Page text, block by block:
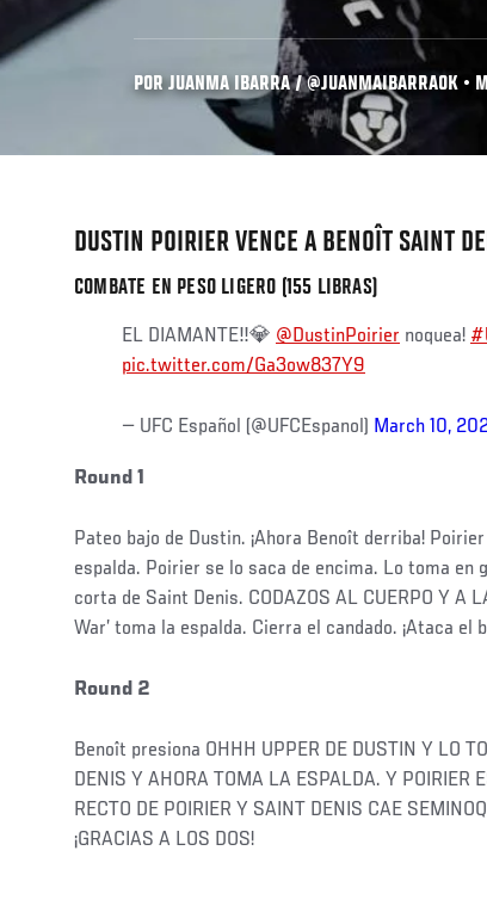
POR JUANMA IBARRA / @JUANMAIBARRAOK •
DUSTIN POIRIER VENCE A BENOÎT SAINT
COMBATE EN PESO LIGERO (155 LIBRAS)
EL DIAMANTE‼️💎 @DustinPoirier noquea!
pic.twitter.com/Ga3ow837Y9
— UFC Español (@UFCEspanol) March 10,
Round 1
Pateo bajo de Dustin. ¡Ahora Benoît derriba!
espalda. Poirier se lo saca de encima. Lo toma en
corta de Saint Denis. CODAZOS AL CUERPO Y A
War’ toma la espalda. Cierra el candado. ¡Ataca el
Round 2
Benoît presiona OHHH UPPER DE DUSTIN Y LO
DENIS Y AHORA TOMA LA ESPALDA. Y POIRIER
RECTO DE POIRIER Y SAINT DENIS CAE
¡GRACIAS A LOS DOS!